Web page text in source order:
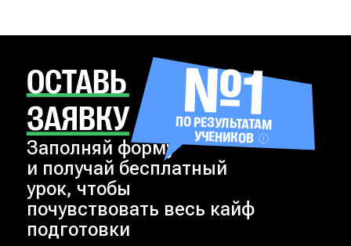
№1
ПО РЕЗУЛЬТАТАМ
УЧЕНИКОВ
ОСТАВЬ
ЗАЯВКУ
Заполняй форму
и получай бесплатный
урок, чтобы
почувствовать весь кайф
подготовки